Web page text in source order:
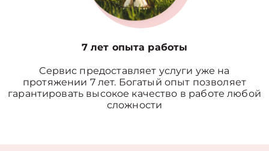
7 лет опыта работы
Сервис предоставляет услуги уже на
протяжении 7 лет. Богатый опыт позволяет
гарантировать высокое качество в работе любой
сложности